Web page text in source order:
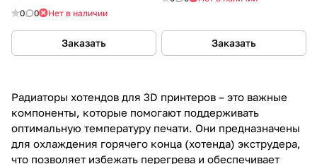
0 0 Нет в наличии
Заказать Заказать
Радиаторы хотендов для 3D принтеров – это важные
компоненты, которые помогают поддерживать
оптимальную температуру печати. Они предназначены
для охлаждения горячего конца (хотенда) экструдера,
что позволяет избежать перегрева и обеспечивает